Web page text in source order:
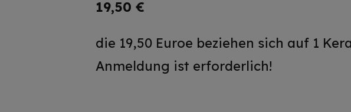
19,50 €
die 19,50 Euroe beziehen sich auf 1
Anmeldung ist erforderlich!